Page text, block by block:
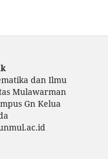
dan Ilmu
Mulawarman
Gn Kelua